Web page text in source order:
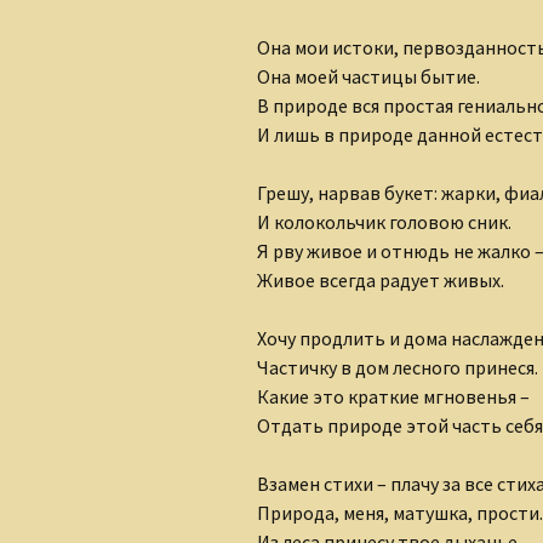
Лидия Шишкина
Людмила Губанова-
Ольга Грибанова
Николаюс Пузаковас
Наталия Бурман
Наталья Бычкова
Мария Горецкая
Олег Бобров
Она мои истоки,
Она моей частицы бытие.
В природе вся простая
И лишь в природе данной
Грешу, нарвав букет: жарки,
И колокольчик головою сник.
Я рву живое и отнюдь не жалко –
Живое всегда радует живых.
Хочу продлить и дома
Частичку в дом лесного принеся.
Какие это краткие мгновенья –
Отдать природе этой часть
Взамен стихи – плачу за все
Природа, меня, матушка, прости.